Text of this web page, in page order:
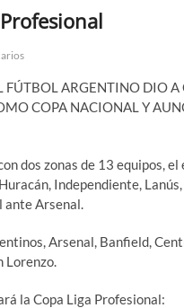
FÚTBOL ARGENTINO DIO
COPA NACIONAL Y
dos zonas de 13 equipos,
Independiente,
ante Arsenal.
Arsenal, Banfield,
Lorenzo.
la Copa Liga Profesional: